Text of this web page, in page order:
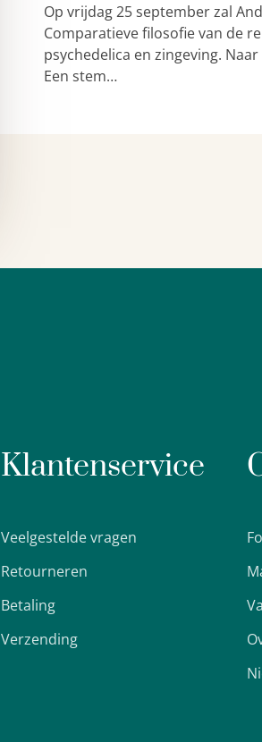
Op vrijdag 25 september zal
Comparatieve filosofie van de
psychedelica en zingeving.
Een stem…
Klantenservice
Veelgestelde vragen
Retourneren
Betaling
Verzending